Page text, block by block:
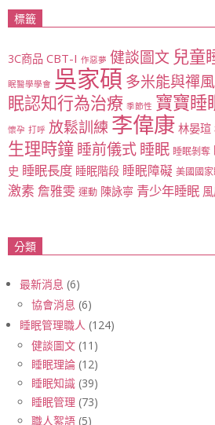
標籤
3C商品 CBT-I 作惡夢 健談圖文 兒童
眠醫學學會 吳家碩 多米能與禪
眠認知行為治療 季節性 寶寶睡
懷孕 打呼 放鬆訓練 李偉康 林晏瑄
生理時鐘睡前儀式睡眠 睡眠剝奪
史 睡眠長度 睡眠階段 睡眠障礙 美國國
激素詹雅雯 運動 陳詠寧 青少年睡眠
分類
最新消息 (6)
協會消息 (6)
睡眠管理職人 (124)
健談圖文 (11)
睡眠理論 (12)
睡眠知識 (39)
睡眠管理 (73)
職人絮語 (5)